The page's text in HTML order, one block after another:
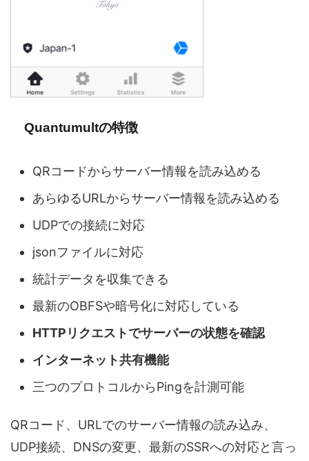
Quantumultの特徴
QRコードからサーバー情報を読み込める
あらゆるURLからサーバー情報を読み込める
UDPでの接続に対応
jsonファイルに対応
統計データを収集できる
最新のOBFSや暗号化に対応している
HTTPリクエストでサーバーの状態を確認
インターネット共有機能
三つのプロトコルからPingを計測可能
QRコード、URLでのサーバー情報の読み込み、
UDP接続、DNSの変更、最新のSSRへの対応と言っ